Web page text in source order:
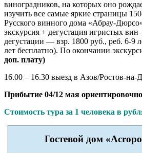
виноградников, на которых оно
изучить все самые яркие страницы
Русского винного дома «Абрау-
экскурсия + дегустация игристых
дегустации — взр. 1800 руб., реб. 6-9
лет бесплатно). По окончании
доп. плату)
16.00 – 16.30 выезд в Азов/Ростов-на-
Прибытие 04/12 мая
Стоимость тура за 1 человека в
Гостевой дом